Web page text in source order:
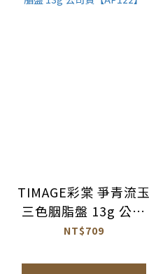
TIMAGE彩棠 爭青流玉
三色胭脂盤 13g 公司
貨【AP122】
NT$709